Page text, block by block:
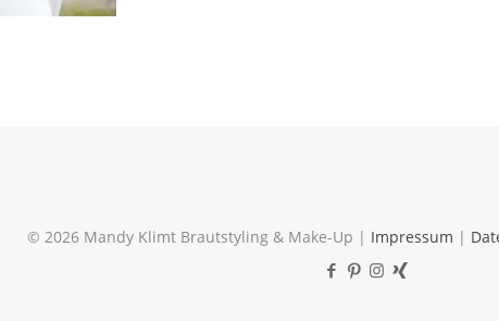
© 2026 Mandy Klimt Brautstyling & Make-Up | Impressum |